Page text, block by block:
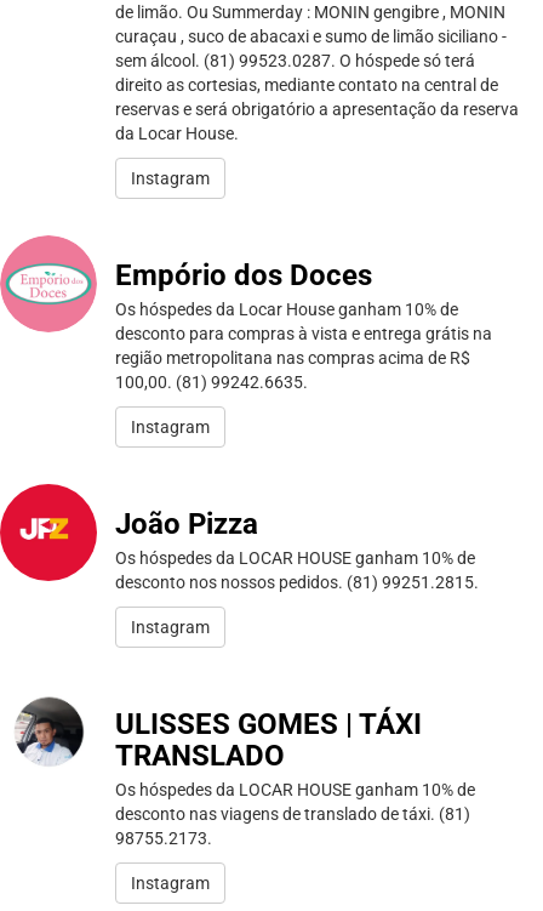
de limão. Ou Summerday : MONIN gengibre , MONIN
curaçau , suco de abacaxi e sumo de limão siciliano -
sem álcool. (81) 99523.0287. O hóspede só terá
direito as cortesias, mediante contato na central de
reservas e será obrigatório a apresentação da reserva
da Locar House.
Instagram
Empório dos Doces
Os hóspedes da Locar House ganham 10% de
desconto para compras à vista e entrega grátis na
região metropolitana nas compras acima de R$
100,00. (81) 99242.6635.
Instagram
João Pizza
Os hóspedes da LOCAR HOUSE ganham 10% de
desconto nos nossos pedidos. (81) 99251.2815.
Instagram
ULISSES GOMES | TÁXI
TRANSLADO
Os hóspedes da LOCAR HOUSE ganham 10% de
desconto nas viagens de translado de táxi. (81)
98755.2173.
Instagram